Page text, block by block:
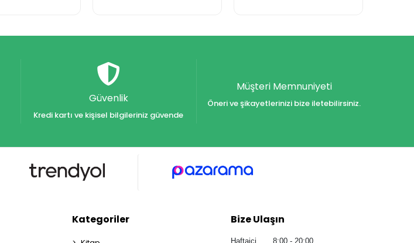
Güvenlik
Kredi kartı ve kişisel bilgileriniz güvende
Müşteri Memnuniyeti
Öneri ve şikayetlerinizi bize iletebilirsiniz.
Kategoriler Bize Ulaşın
Haftaiçi 8:00 - 20:00